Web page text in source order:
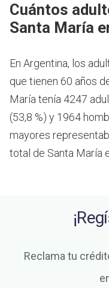
Cuántos
Santa María
En Argentina, los
que tienen 60 años
María tenía 4247
(53,8 %) y 1964
mayores
total de Santa María
Reclama tu